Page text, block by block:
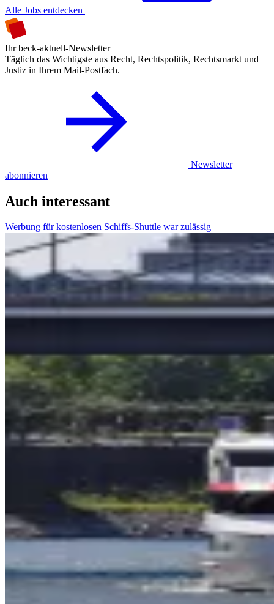
Alle Jobs entdecken
Ihr beck-aktuell-Newsletter
Täglich das Wichtigste aus Recht, Rechtspolitik, Rechtsmarkt und
Justiz in Ihrem Mail-Postfach.
Newsletter
abonnieren
Auch interessant
Werbung für kostenlosen Schiffs-Shuttle war zulässig